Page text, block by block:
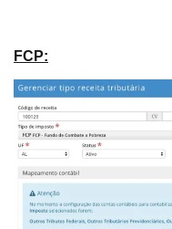
FCP: